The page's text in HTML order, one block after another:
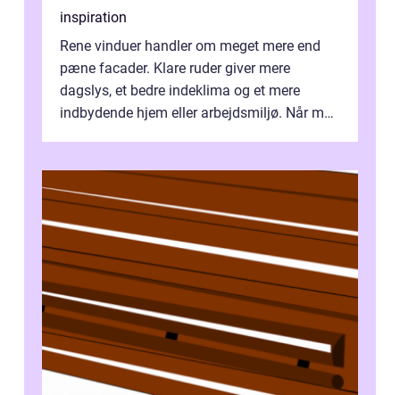
inspiration
Rene vinduer handler om meget mere end
pæne facader. Klare ruder giver mere
dagslys, et bedre indeklima og et mere
indbydende hjem eller arbejdsmiljø. Når man